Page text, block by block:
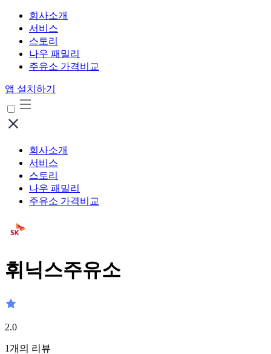
회사소개
서비스
스토리
나우 패밀리
주유소 가격비교
앱 설치하기
회사소개
서비스
스토리
나우 패밀리
주유소 가격비교
휘닉스주유소
2.0
1개의 리뷰